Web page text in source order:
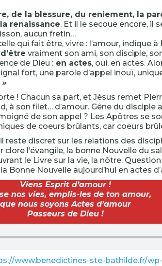
de la blessure, du reniement, la
renaissance. Et il le secoue encore, il
aucun fretin…
qui fait être, vivre : l’amour, indique à
vraiment son ami, son disciple,
de Dieu : en actes, oui, en actes.
fort, une parole d’appel inouï,
»
! Chacun sa part, et Jésus remet
à son filet… d’amour. Gêne du disciple
de son appel ? Les Apôtres se
de coeurs brûlants, car coeurs
reste discret sur les relations des
clore l’évangile, la bonne Nouvelle du
le Livre sur la vie, la nôtre.
Bonne Nouvelle aujourd’hui en actes
Viens Esprit d’amour !
nos vies, emplis-les de ton amour,
que nous soyons Actes d’amour
Passeurs de Dieu !
www.benedictines-ste-bathilde.fr/wp-